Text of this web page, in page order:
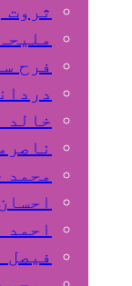
ثروت
فرح
خالد
محمد
احمد
فیصل